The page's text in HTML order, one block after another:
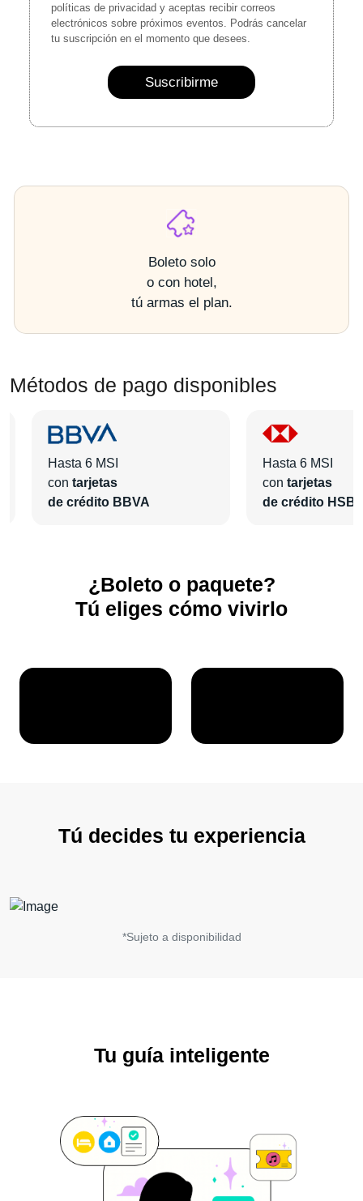
políticas de privacidad y aceptas recibir correos
electrónicos sobre próximos eventos. Podrás cancelar
tu suscripción en el momento que desees.
Suscribirme
Boleto solo
o con hotel,
tú armas el plan.
Métodos de pago disponibles
Hasta 6 MSI
con tarjetas
de crédito BBVA
Hasta 6 MSI
con tarjetas
de crédito
¿Boleto o paquete?
Tú eliges cómo vivirlo
Tú decides tu experiencia
*Sujeto a disponibilidad
Tu guía inteligente